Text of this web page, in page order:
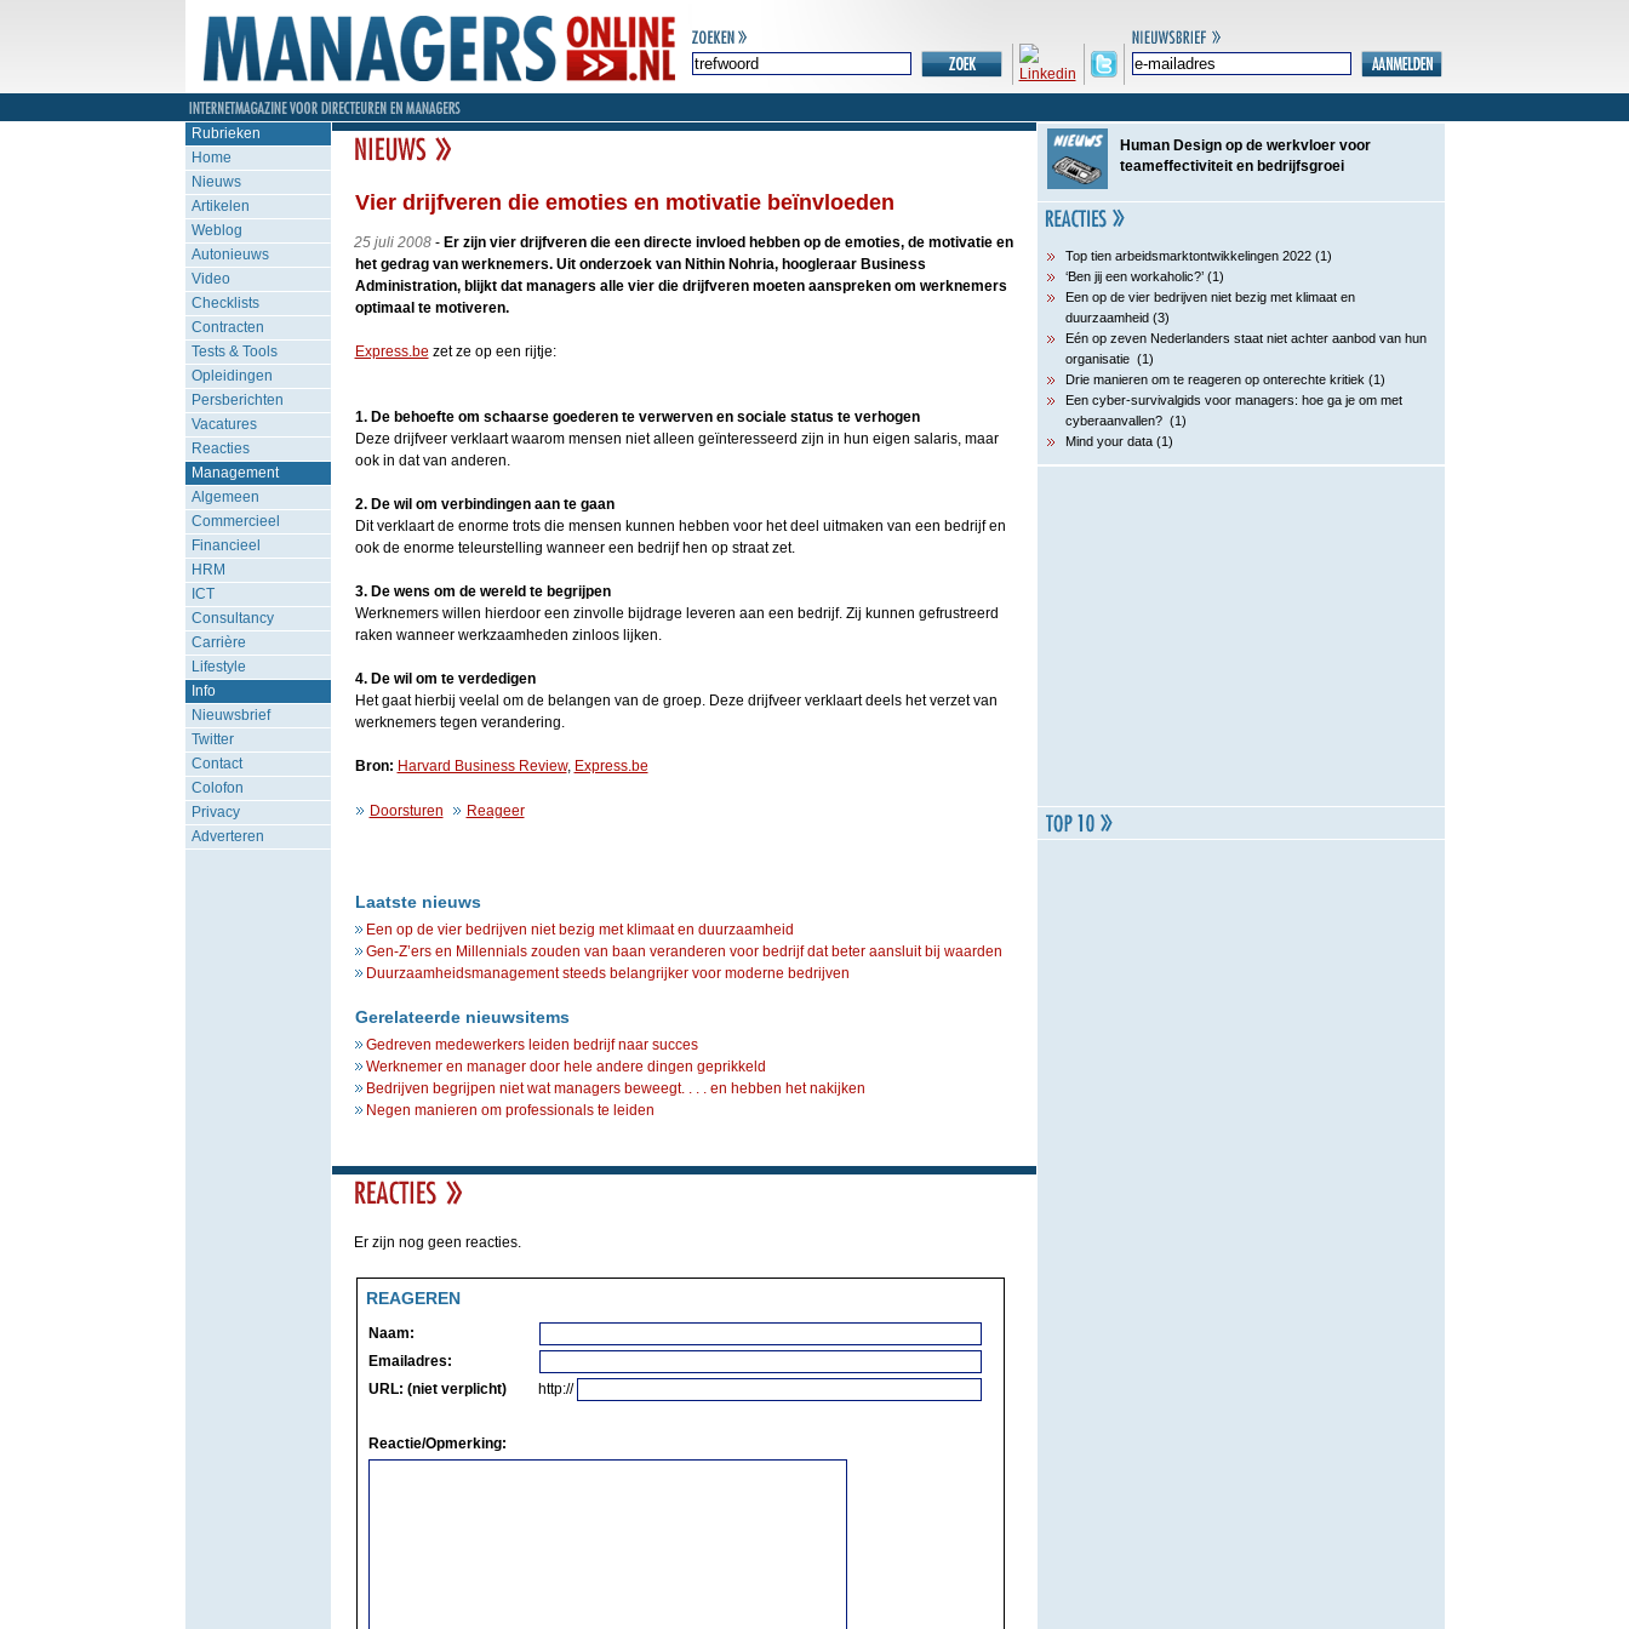
Rubrieken
Home
Nieuws
Artikelen
Weblog
Autonieuws
Video
Checklists
Contracten
Tests & Tools
Opleidingen
Persberichten
Vacatures
Reacties
Management
Algemeen
Commercieel
Financieel
HRM
ICT
Consultancy
Carrière
Lifestyle
Info
Nieuwsbrief
Twitter
Contact
Colofon
Privacy
Adverteren
Vier drijfveren die emoties en motivatie beïnvloeden
25 juli 2008- Er zijn vier drijfveren die een directe invloed hebben op de emoties, de motivatie en
het gedrag van werknemers. Uit onderzoek van Nithin Nohria, hoogleraar Business
Administration, blijkt dat managers alle vier die drijfveren moeten aanspreken om werknemers
optimaal te motiveren.
Express.be zet ze op een rijtje:
1. De behoefte om schaarse goederen te verwerven en sociale status te verhogen
Deze drijfveer verklaart waarom mensen niet alleen geïnteresseerd zijn in hun eigen salaris, maar
ook in dat van anderen.
2. De wil om verbindingen aan te gaan
Dit verklaart de enorme trots die mensen kunnen hebben voor het deel uitmaken van een bedrijf en
ook de enorme teleurstelling wanneer een bedrijf hen op straat zet.
3. De wens om de wereld te begrijpen
Werknemers willen hierdoor een zinvolle bijdrage leveren aan een bedrijf. Zij kunnen gefrustreerd
raken wanneer werkzaamheden zinloos lijken.
4. De wil om te verdedigen
Het gaat hierbij veelal om de belangen van de groep. Deze drijfveer verklaart deels het verzet van
werknemers tegen verandering.
Bron: Harvard Business Review, Express.be
Doorsturen Reageer
Laatste nieuws
Een op de vier bedrijven niet bezig met klimaat en duurzaamheid
Gen-Z’ers en Millennials zouden van baan veranderen voor bedrijf dat beter aansluit bij waarden
Duurzaamheidsmanagement steeds belangrijker voor moderne bedrijven
Gerelateerde nieuwsitems
Gedreven medewerkers leiden bedrijf naar succes
Werknemer en manager door hele andere dingen geprikkeld
Bedrijven begrijpen niet wat managers beweegt. . . . en hebben het nakijken
Negen manieren om professionals te leiden
Er zijn nog geen reacties.
REAGEREN
Naam:
Emailadres:
URL: (niet verplicht)
http://
Reactie/Opmerking:
Human Design op de werkvloer voor
teameffectiviteit en bedrijfsgroei
Top tien arbeidsmarktontwikkelingen 2022 (1)
‘Ben jij een workaholic?’ (1)
Een op de vier bedrijven niet bezig met klimaat en
duurzaamheid (3)
Eén op zeven Nederlanders staat niet achter aanbod van hun
organisatie (1)
Drie manieren om te reageren op onterechte kritiek (1)
Een cyber-survivalgids voor managers: hoe ga je om met
cyberaanvallen? (1)
Mind your data (1)